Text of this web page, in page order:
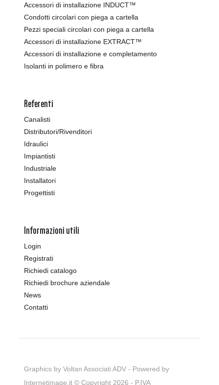
Accessori di installazione INDUCT™
Condotti circolari con piega a cartella
Pezzi speciali circolari con piega a cartella
Accessori di installazione EXTRACT™
Accessori di installazione e completamento
Isolanti in polimero e fibra
Referenti
Canalisti
Distributori/Rivenditori
Idraulici
Impiantisti
Industriale
Installatori
Progettisti
Informazioni utili
Login
Registrati
Richiedi catalogo
Richiedi brochure aziendale
News
Contatti
Graphics by Voltan Associati ADV - Powered by
Internetimage.it © Copyright 2026 - P.IVA